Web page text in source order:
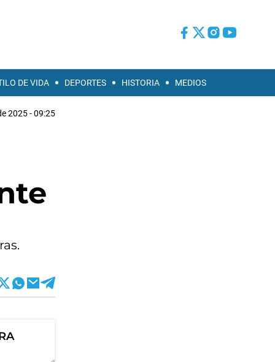
DE VIDA DEPORTES HISTORIA MEDIOS
2025 - 09:25